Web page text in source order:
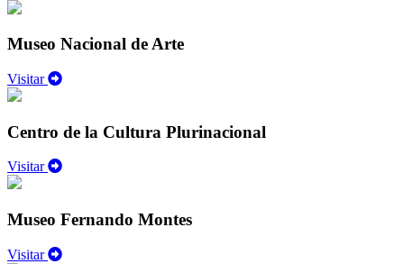
Museo Nacional de Arte
Visitar
Centro de la Cultura Plurinacional
Visitar
Museo Fernando Montes
Visitar